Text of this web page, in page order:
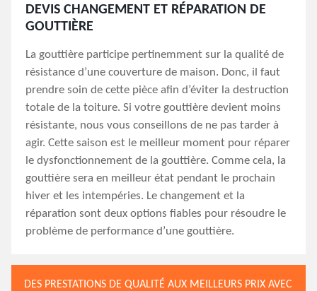
DEVIS CHANGEMENT ET RÉPARATION DE
GOUTTIÈRE
La gouttière participe pertinemment sur la qualité de
résistance d’une couverture de maison. Donc, il faut
prendre soin de cette pièce afin d’éviter la destruction
totale de la toiture. Si votre gouttière devient moins
résistante, nous vous conseillons de ne pas tarder à
agir. Cette saison est le meilleur moment pour réparer
le dysfonctionnement de la gouttière. Comme cela, la
gouttière sera en meilleur état pendant le prochain
hiver et les intempéries. Le changement et la
réparation sont deux options fiables pour résoudre le
problème de performance d’une gouttière.
DES PRESTATIONS DE QUALITÉ AUX MEILLEURS PRIX AVEC